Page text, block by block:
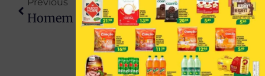
Homem Morre E Outro Fica Ferido Após Roubo De Carro E Confronto Com A PM No Paraná Seguro-Desemprego Tem Reajuste De 3,9% E Teto Passa A R$ 2.518,65